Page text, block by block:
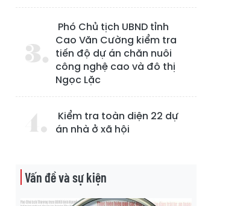
Phó Chủ tịch UBND tỉnh
Cao Văn Cường kiểm tra
tiến độ dự án chăn nuôi
công nghệ cao và đô thị
Ngọc Lặc
Kiểm tra toàn diện 22 dự
án nhà ở xã hội
Vấn đề và sự kiện